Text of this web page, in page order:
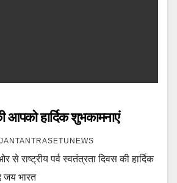
आपको हार्दिक शुभकामनाएं
JANTANTRASETUNEWS
राष्ट्रीय पर्व स्वतंत्रता दिवस की हार्दिक
जय भारत